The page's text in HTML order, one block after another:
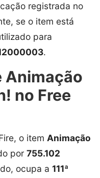
registrada no
se o item está
para
.
Animação
no Free
o item Animação
por 755.102
ocupa a 111ª